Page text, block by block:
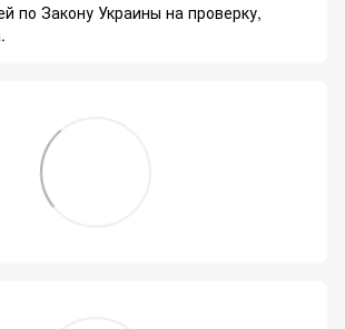
по Закону Украины на проверку,